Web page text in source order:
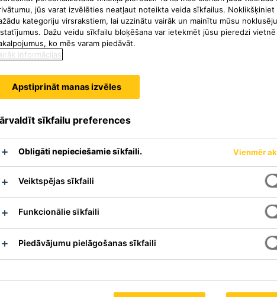
visu veidu betona šuvju un
jūs varat izvēlēties neatļaut noteikta veida sīkfailus. Noklikšķiniet
kategoriju virsrakstiem, lai uzzinātu vairāk un mainītu mūsu
Dažu veidu sīkfailu bloķēšana var ietekmēt jūsu pieredzi
ko mēs varam piedāvāt.
informācijas
Apstiprināt manas izvēles
sīkfailu preferences
Obligāti nepieciešamie sīkfaili. Vienmēr
Veiktspējas sīkfaili
Funkcionālie sīkfaili
Piedāvājumu pielāgošanas sīkfaili